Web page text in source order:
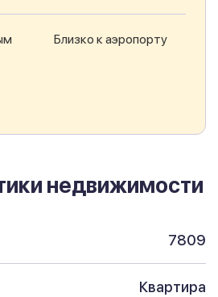
Близко к аэропорту
недвижимости
7809
Квартира